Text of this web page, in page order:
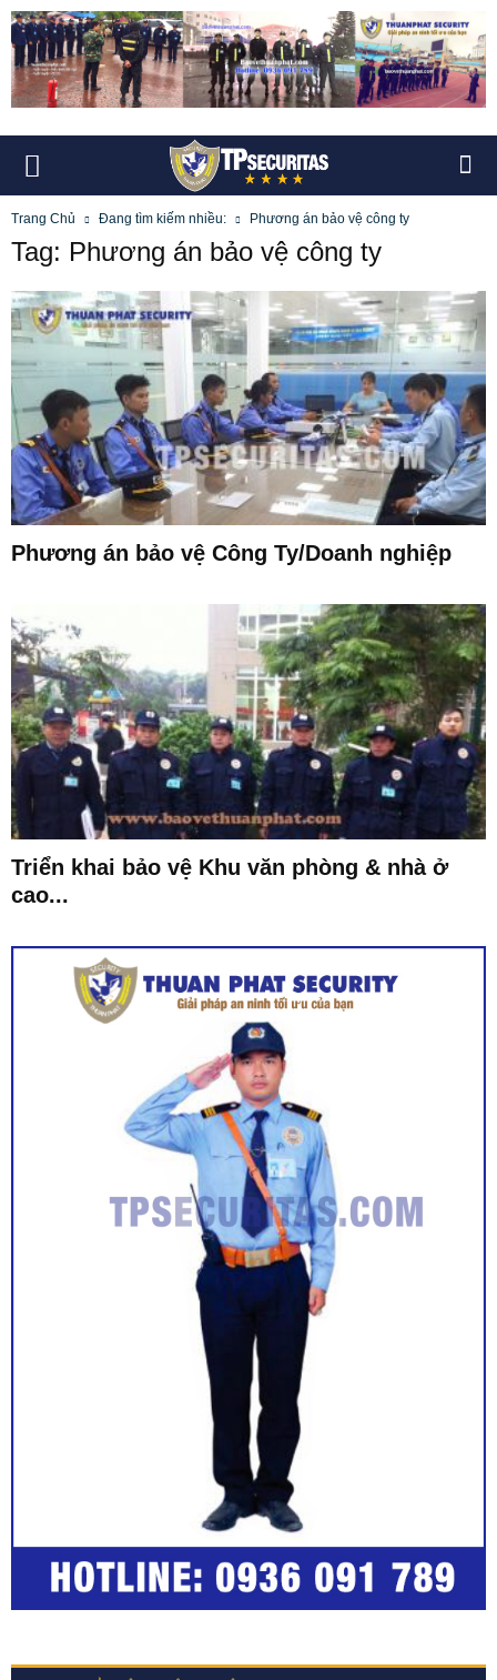
Trang Chủ Đang tìm kiếm nhiều: Phương án bảo vệ công ty
Tag: Phương án bảo vệ công ty
Phương án bảo vệ Công Ty/Doanh nghiệp
Triển khai bảo vệ Khu văn phòng & nhà ở
cao...